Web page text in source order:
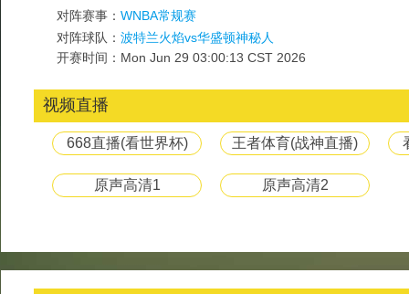
对阵赛事： WNBA常规赛
对阵球队： 波特兰火焰vs华盛顿神秘人
开赛时间：Mon Jun 29 03:00:13 CST 2026
视频直播
668直播(看世界杯) 王者体育(战神直播)
原声高清1 原声高清2